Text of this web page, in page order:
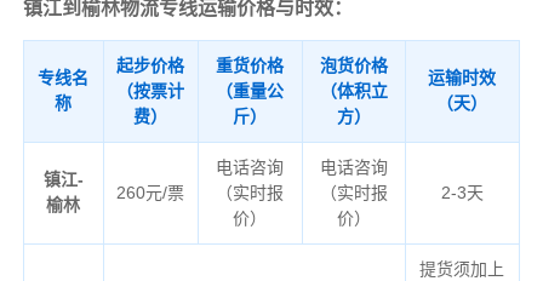
镇江到榆林物流专线运输价格与时效：
专线名
称
起步价格
（按票计
费）
重货价格
（重量公
斤）
泡货价格
（体积立
方）
运输时效
（天）
镇江-
榆林
260元/票
电话咨询
（实时报
价）
电话咨询
（实时报
价）
2-3天
提货须加上